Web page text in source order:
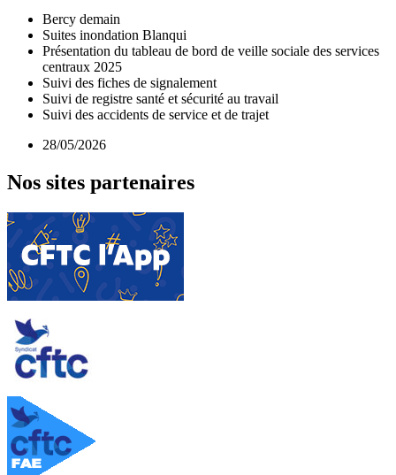
Bercy demain
Suites inondation Blanqui
Présentation du tableau de bord de veille sociale des services
centraux 2025
Suivi des fiches de signalement
Suivi de registre santé et sécurité au travail
Suivi des accidents de service et de trajet
28/05/2026
Nos sites partenaires